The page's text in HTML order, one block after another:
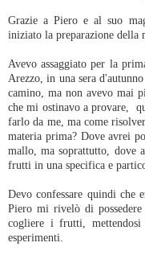
Grazie a Piero e al suo
iniziato la preparazione della
Avevo assaggiato per la
Arezzo, in una sera
camino, ma non avevo mai
che mi ostinavo a provare,
farlo da me, ma come
materia prima? Dove avrei
mallo, ma soprattutto, dove
frutti in una specifica e
Devo confessare quindi che
Piero mi rivelò di
cogliere i frutti,
esperimenti.